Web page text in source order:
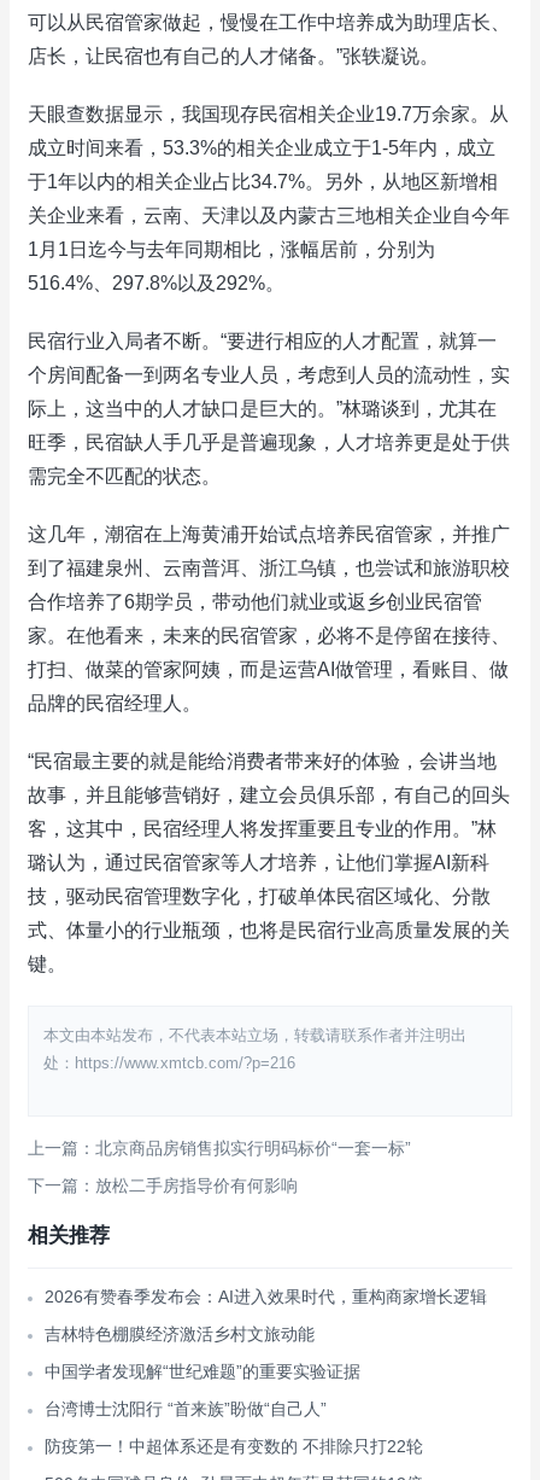
可以从民宿管家做起，慢慢在工作中培养成为助理店长、
店长，让民宿也有自己的人才储备。”张轶凝说。
天眼查数据显示，我国现存民宿相关企业19.7万余家。从
成立时间来看，53.3%的相关企业成立于1-5年内，成立
于1年以内的相关企业占比34.7%。另外，从地区新增相
关企业来看，云南、天津以及内蒙古三地相关企业自今年
1月1日迄今与去年同期相比，涨幅居前，分别为
516.4%、297.8%以及292%。
民宿行业入局者不断。“要进行相应的人才配置，就算一
个房间配备一到两名专业人员，考虑到人员的流动性，实
际上，这当中的人才缺口是巨大的。”林璐谈到，尤其在
旺季，民宿缺人手几乎是普遍现象，人才培养更是处于供
需完全不匹配的状态。
这几年，潮宿在上海黄浦开始试点培养民宿管家，并推广
到了福建泉州、云南普洱、浙江乌镇，也尝试和旅游职校
合作培养了6期学员，带动他们就业或返乡创业民宿管
家。在他看来，未来的民宿管家，必将不是停留在接待、
打扫、做菜的管家阿姨，而是运营AI做管理，看账目、做
品牌的民宿经理人。
“民宿最主要的就是能给消费者带来好的体验，会讲当地
故事，并且能够营销好，建立会员俱乐部，有自己的回头
客，这其中，民宿经理人将发挥重要且专业的作用。”林
璐认为，通过民宿管家等人才培养，让他们掌握AI新科
技，驱动民宿管理数字化，打破单体民宿区域化、分散
式、体量小的行业瓶颈，也将是民宿行业高质量发展的关
键。
本文由本站发布，不代表本站立场，转载请联系作者并注明出
处：https://www.xmtcb.com/?p=216
上一篇：北京商品房销售拟实行明码标价“一套一标”
下一篇：放松二手房指导价有何影响
相关推荐
2026有赞春季发布会：AI进入效果时代，重构商家增长逻辑
吉林特色棚膜经济激活乡村文旅动能
中国学者发现解“世纪难题”的重要实验证据
台湾博士沈阳行 “首来族”盼做“自己人”
防疫第一！中超体系还是有变数的 不排除只打22轮